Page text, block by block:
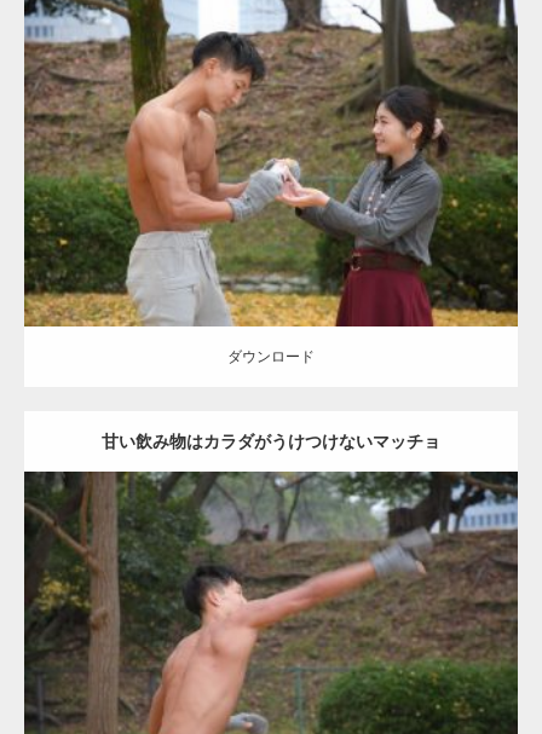
Update:2021.07.8
Category:公園のマッチョ その他 AKIHITO(細マッチョ) 上腕三頭筋
肩
ダウンロード
ダウンロード
甘い飲み物はカラダがうけつけないマッチョ
Update:2021.07.8
Category: 公園のマッチョ その他 AKIHITO(細マッチョ) 背中
ダウンロード